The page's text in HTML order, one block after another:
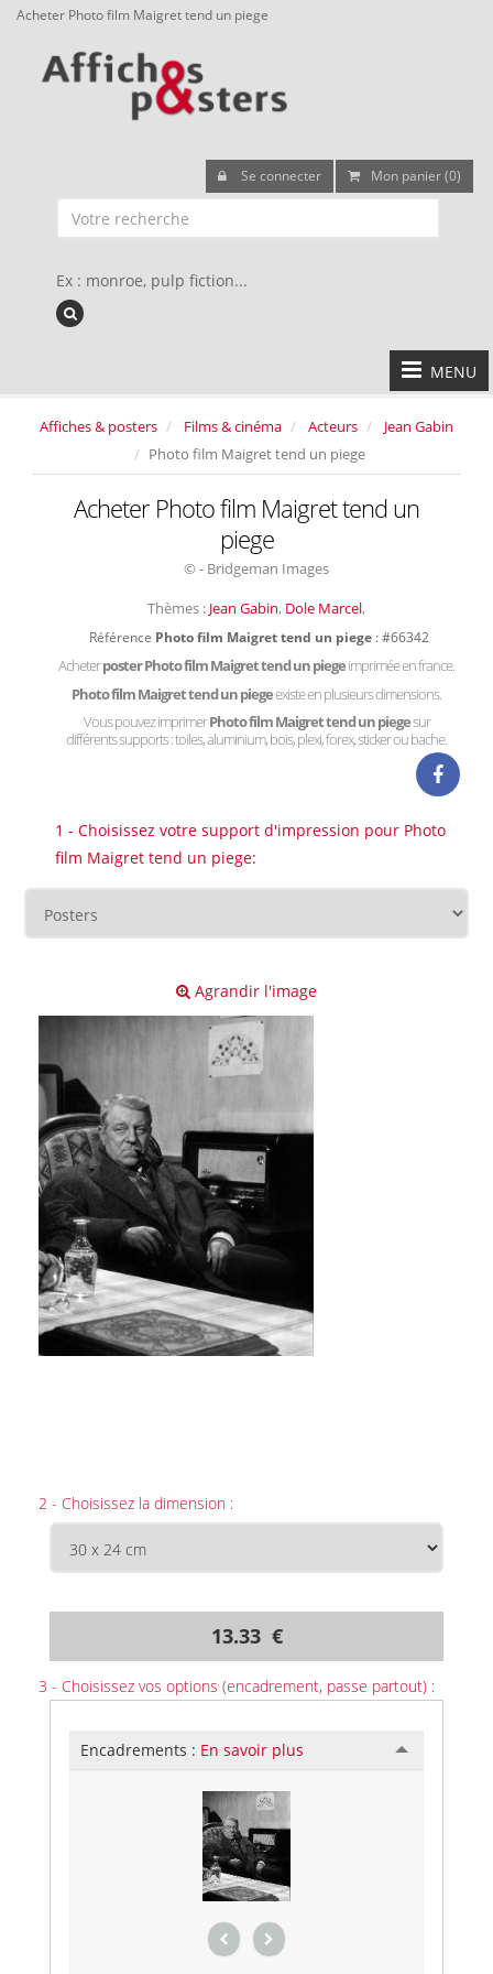
Acheter Photo film Maigret tend un piege
Se connecter Mon panier (0)
Ex : monroe, pulp fiction...
MENU
Affiches & posters Films & cinéma Acteurs
Jean Gabin
Photo film Maigret tend un piege
Acheter Photo film Maigret tend un
piege
© - Bridgeman Images
Thèmes : Jean Gabin, Dole Marcel,
Référence Photo film Maigret tend un piege : #66342
Acheterposter Photo film Maigret tend un piegeimprimée en france.
Photo film Maigret tend un piegeexiste en plusieurs dimensions.
Vous pouvez imprimerPhoto film Maigret tend un piegesur
différents supports : toiles, aluminium, bois, plexi, forex, sticker ou bache.
1 - Choisissez votre support d'impression pour Photo
film Maigret tend un piege:
Agrandir l'image
2 - Choisissez la dimension :
13.33 €
3 - Choisissez vos options (encadrement, passe partout) :
Encadrements : En savoir plus